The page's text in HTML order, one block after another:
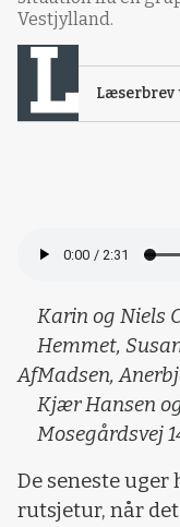
Vestjylland.
Læserbrev
Af
Karin og Niels
Hemmet,
Madsen,
Kjær Hansen
Mosegårdsvej
De seneste
rutsjetur, når